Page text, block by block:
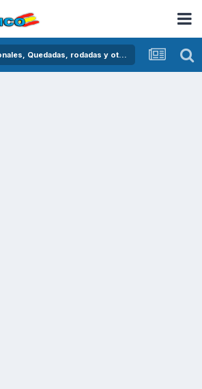
Concentraciones Nacionales, Quedadas, rodadas y otras crónicas del asfalto